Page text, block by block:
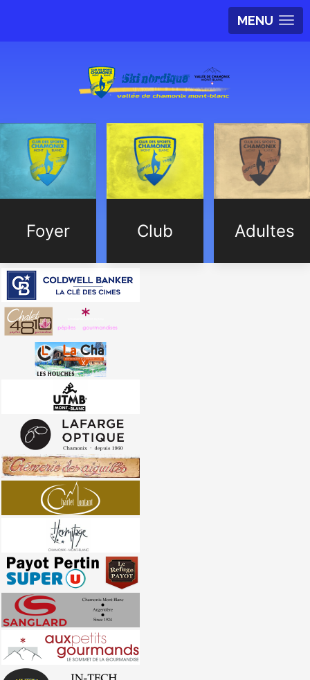
MENU
Foyer Club Adultes